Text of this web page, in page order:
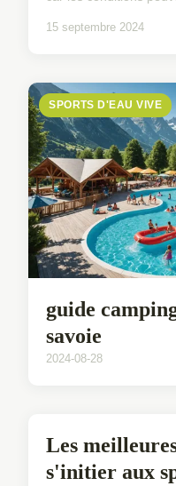
15 septembre 2024
SPORTS D'EAU VIVE
guide
savoie
2024-08-28
SPORTS D'EAU VIVE
Les
s'initier aux